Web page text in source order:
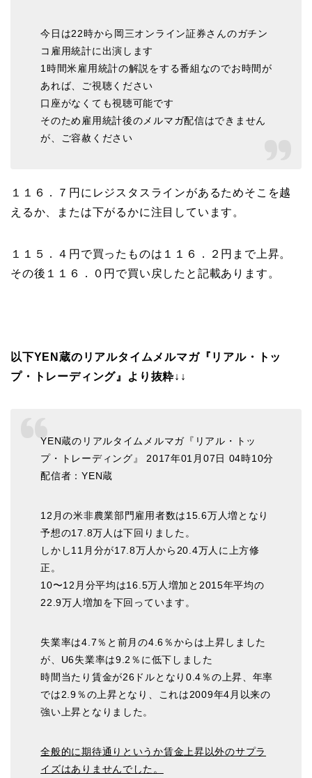
今日は22時から岡三オンライン証券さんのガチン
コ雇用統計に出演します
1時間米雇用統計の解説をする番組なのでお時間が
あれば、ご視聴ください
口座がなくても視聴可能です
そのため雇用統計後のメルマガ配信はできません
が、ご容赦ください
１１６．７円にレジスタスラインがあるためそこを越
えるか、または下がるかに注目しています。
１１５．４円で買ったものは１１６．２円まで上昇。
その後１１６．０円で買い戻したと記載あります。
以下YEN蔵のリアルタイムメルマガ『リアル・トッ
プ・トレーディング』より抜粋↓↓
YEN蔵のリアルタイムメルマガ『リアル・トッ
プ・トレーディング』 2017年01月07日 04時10分
配信者：YEN蔵
12月の米非農業部門雇用者数は15.6万人増となり
予想の17.8万人は下回りました。
しかし11月分が17.8万人から20.4万人に上方修
正。
10〜12月分平均は16.5万人増加と2015年平均の
22.9万人増加を下回っています。
失業率は4.7％と前月の4.6％からは上昇しました
が、U6失業率は9.2％に低下しました
時間当たり賃金が26ドルとなり0.4％の上昇、年率
では2.9％の上昇となり、これは2009年4月以来の
強い上昇となりました。
全般的に期待通りというか賃金上昇以外のサプラ
イズはありませんでした。